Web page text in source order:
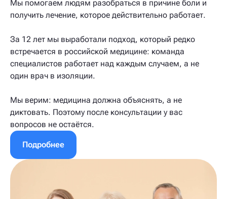
Мы помогаем людям разобраться в причине боли и
получить лечение, которое действительно работает.
За 12 лет мы выработали подход, который редко
встречается в российской медицине: команда
специалистов работает над каждым случаем, а не
один врач в изоляции.
Мы верим: медицина должна объяснять, а не
диктовать. Поэтому после консультации у вас
вопросов не остаётся.
Подробнее